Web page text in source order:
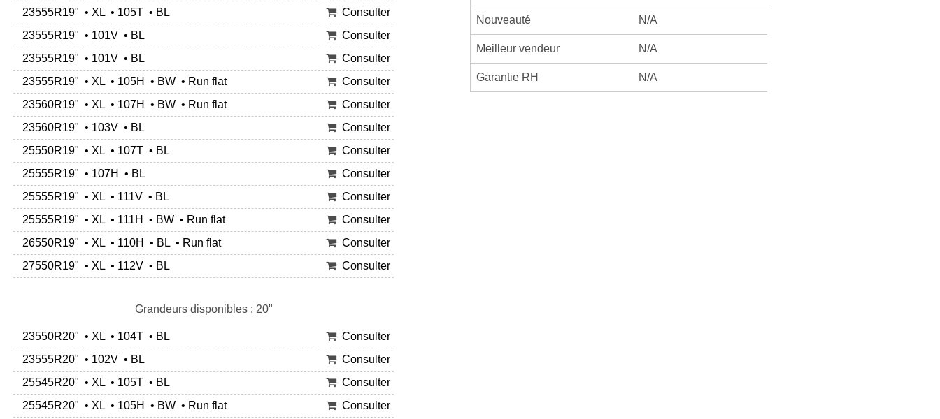
23555R19" • XL • 105T • BL
Consulter
23555R19" • 101V • BL
Consulter
23555R19" • 101V • BL
Consulter
23555R19" • XL • 105H • BW • Run flat
Consulter
23560R19" • XL • 107H • BW • Run flat
Consulter
23560R19" • 103V • BL
Consulter
25550R19" • XL • 107T • BL
Consulter
25555R19" • 107H • BL
Consulter
25555R19" • XL • 111V • BL
Consulter
25555R19" • XL • 111H • BW • Run flat
Consulter
26550R19" • XL • 110H • BL • Run flat
Consulter
27550R19" • XL • 112V • BL
Consulter
Grandeurs disponibles : 20"
23550R20" • XL • 104T • BL
Consulter
23555R20" • 102V • BL
Consulter
25545R20" • XL • 105T • BL
Consulter
25545R20" • XL • 105H • BW • Run flat
Consulter
Nouveauté N/A
Meilleur vendeur N/A
Garantie RH N/A